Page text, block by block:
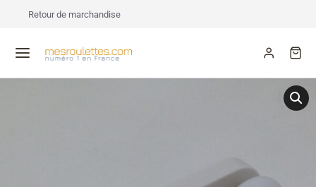
Retour de marchandise